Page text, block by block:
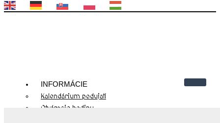
INFORMÁCIE
Kalendárium podujatí
Otváracie hodiny